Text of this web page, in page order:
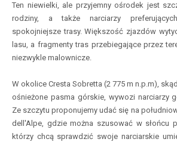
Ten niewielki, ale przyjemny ośrodek jest
rodziny, a także narciarzy
spokojniejsze trasy. Większość zjazdów
lasu, a fragmenty tras przebiegające przez
niezwykle malownicze.
W okolice Cresta Sobretta (2 775 m n.p.m),
ośnieżone pasma górskie, wywozi narciarzy
Ze szczytu proponujemy udać się na
dell'Alpe, gdzie można szusować w słońcu
którzy chcą sprawdzić swoje narciarskie